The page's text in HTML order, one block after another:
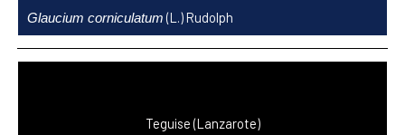
contenido
Glaucium corniculatum (L.) Rudolph
Teguise (Lanzarote)